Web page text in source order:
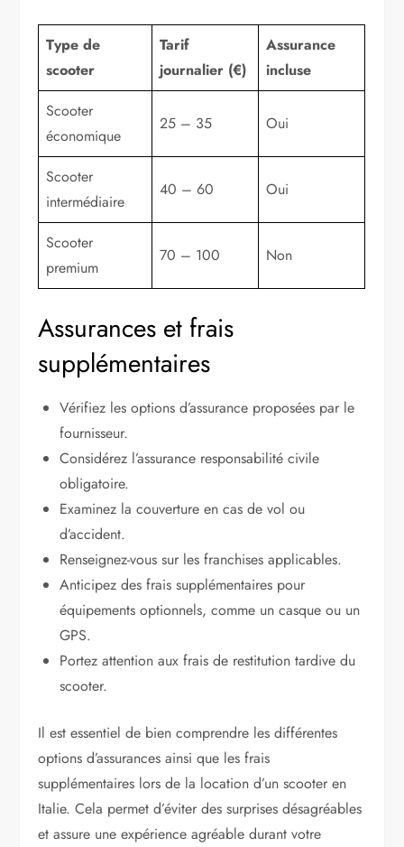
Type de
scooter
Tarif
journalier (€)
Assurance
incluse
Scooter
économique
25 – 35 Oui
Scooter
intermédiaire
40 – 60 Oui
Scooter
premium
70 – 100 Non
Assurances et frais
supplémentaires
Vérifiez les options d’assurance proposées par le
fournisseur.
Considérez l’assurance responsabilité civile
obligatoire.
Examinez la couverture en cas de vol ou
d’accident.
Renseignez-vous sur les franchises applicables.
Anticipez des frais supplémentaires pour
équipements optionnels, comme un casque ou un
GPS.
Portez attention aux frais de restitution tardive du
scooter.
Il est essentiel de bien comprendre les différentes
options d’assurances ainsi que les frais
supplémentaires lors de la location d’un scooter en
Italie. Cela permet d’éviter des surprises désagréables
et assure une expérience agréable durant votre